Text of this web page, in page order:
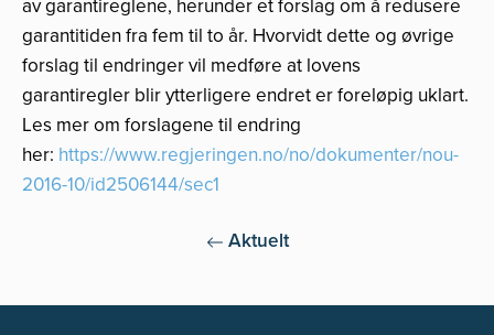
av garantireglene, herunder et forslag om å redusere
garantitiden fra fem til to år. Hvorvidt dette og øvrige
forslag til endringer vil medføre at lovens
garantiregler blir ytterligere endret er foreløpig uklart.
Les mer om forslagene til endring
her: https://www.regjeringen.no/no/dokumenter/nou-
2016-10/id2506144/sec1
Aktuelt